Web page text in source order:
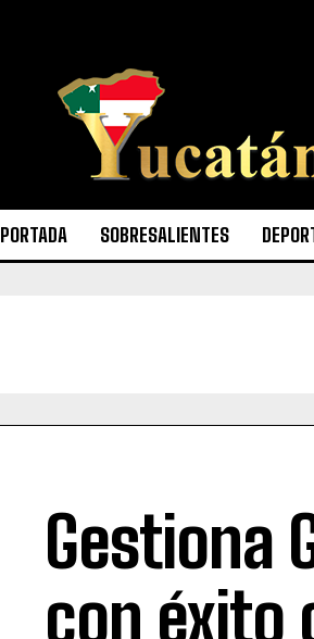
PORTADA SOBRESALIENTES
Gestiona
con éxito